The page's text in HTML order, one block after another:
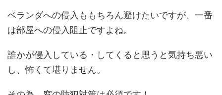
ベランダへの侵入ももちろん避けたいですが、一番
は部屋への侵入阻止ですよね。
誰かが侵入している・してくると思うと気持ち悪い
し、怖くて堪りません。